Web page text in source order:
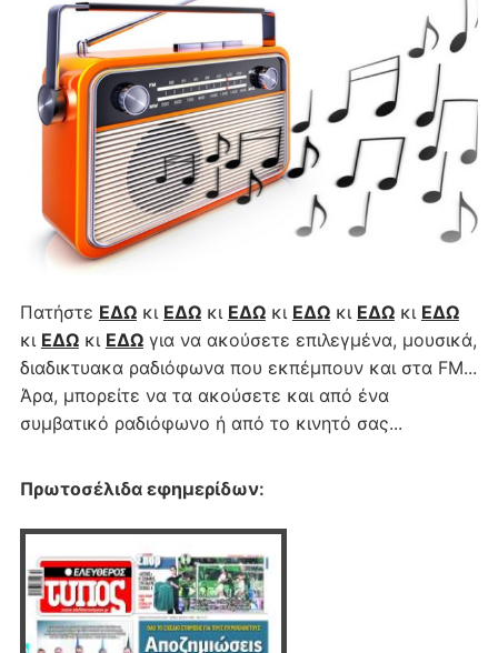
Πατήστε ΕΔΩκι ΕΔΩκι ΕΔΩκι ΕΔΩκι ΕΔΩκι ΕΔΩ
κι ΕΔΩκι ΕΔΩγια να ακούσετε επιλεγμένα, μουσικά,
διαδικτυακα ραδιόφωνα που εκπέμπουν και στα FM...
Άρα, μπορείτε να τα ακούσετε και από ένα
συμβατικό ραδιόφωνο ή από το κινητό σας...
Πρωτοσέλιδα εφημερίδων: